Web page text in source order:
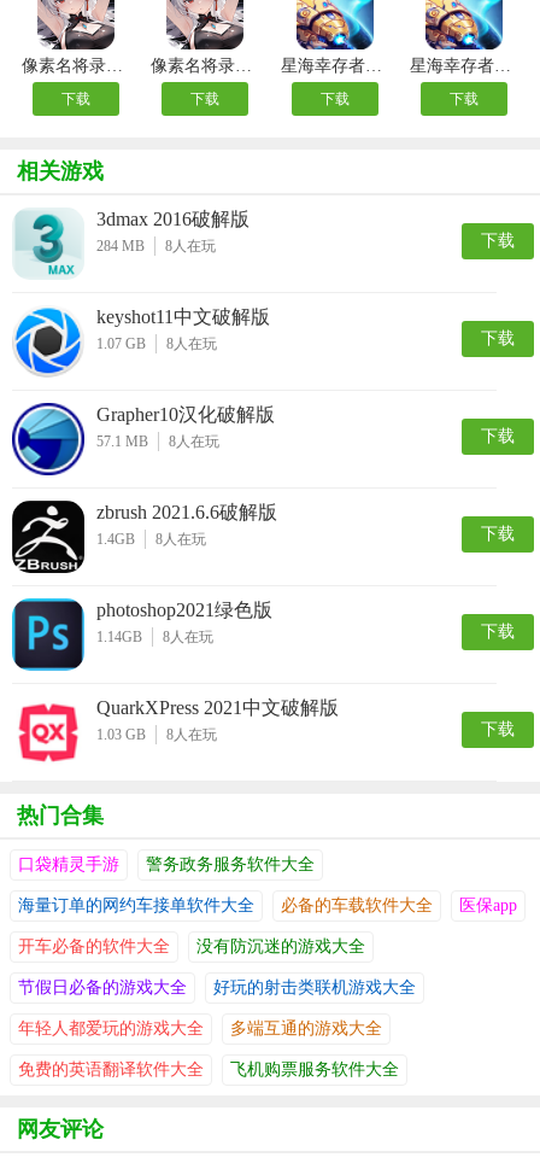
像素名将录手游
下载
像素名将录官方版
下载
星海幸存者九游版
下载
星海幸存者手游
下载
相关游戏
3dmax 2016破解版
284 MB 8人在玩 下载
keyshot11中文破解版
1.07 GB 8人在玩 下载
Grapher10汉化破解版
57.1 MB 8人在玩 下载
zbrush 2021.6.6破解版
1.4GB 8人在玩 下载
photoshop2021绿色版
1.14GB 8人在玩 下载
QuarkXPress 2021中文破解版
1.03 GB 8人在玩 下载
热门合集
口袋精灵手游 警务政务服务软件大全
海量订单的网约车接单软件大全 必备的车载软件大全 医保app
开车必备的软件大全 没有防沉迷的游戏大全
节假日必备的游戏大全 好玩的射击类联机游戏大全
年轻人都爱玩的游戏大全 多端互通的游戏大全
免费的英语翻译软件大全 飞机购票服务软件大全
网友评论